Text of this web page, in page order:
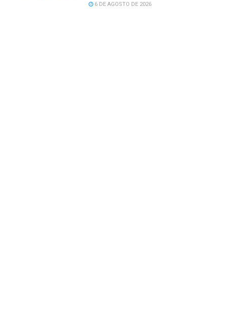
6 DE AGOSTO DE 2026